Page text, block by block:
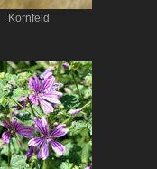
Kornfeld